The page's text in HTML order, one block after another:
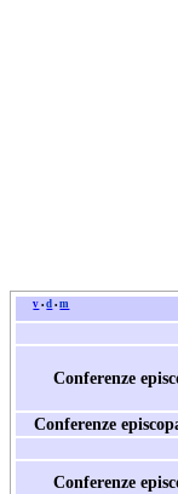
v • d • m
Conferenze
Conferenze
Conferenze